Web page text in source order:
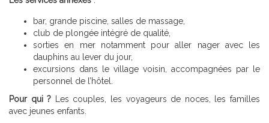
bar, grande piscine, salles de massage,
club de plongée intégré de qualité,
sorties en mer notamment pour aller nager avec les
dauphins au lever du jour,
excursions dans le village voisin, accompagnées par le
personnel de l’hôtel.
Pour qui ? Les couples, les voyageurs de noces, les familles
avec jeunes enfants.